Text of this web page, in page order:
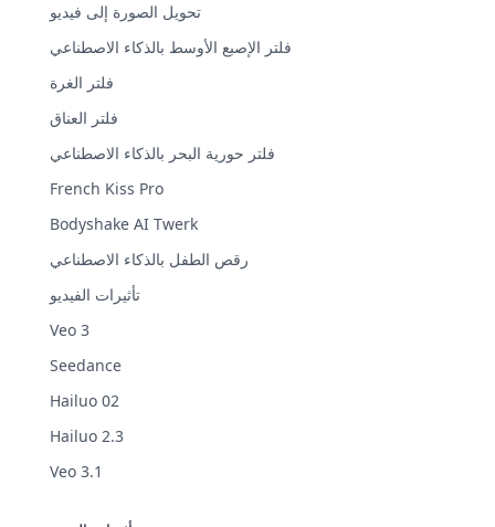
تحويل الصورة إلى فيديو
فلتر الإصبع الأوسط بالذكاء الاصطناعي
فلتر الغرة
فلتر العناق
فلتر حورية البحر بالذكاء الاصطناعي
French Kiss Pro
Bodyshake AI Twerk
رقص الطفل بالذكاء الاصطناعي
تأثيرات الفيديو
Veo 3
Seedance
Hailuo 02
Hailuo 2.3
Veo 3.1